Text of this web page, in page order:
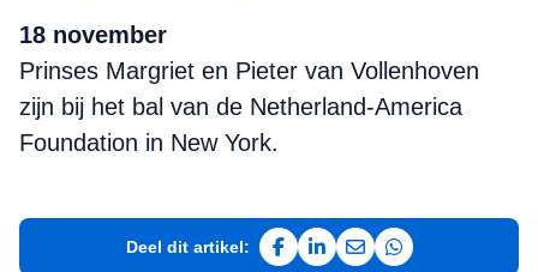
18 november
Prinses Margriet en Pieter van Vollenhoven
zijn bij het bal van de Netherland-America
Foundation in New York.
Deel dit artikel:
Deel op Facebook
Deel op LinkedIn
Deel via e-mail
Deel via